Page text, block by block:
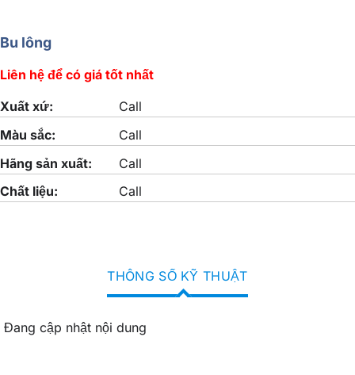
Bu lông
Liên hệ để có giá tốt nhất
Xuất xứ:
Call
Màu sắc:
Call
Hãng sản xuất:
Call
Chất liệu:
Call
THÔNG SỐ KỸ THUẬT
Đang cập nhật nội dung